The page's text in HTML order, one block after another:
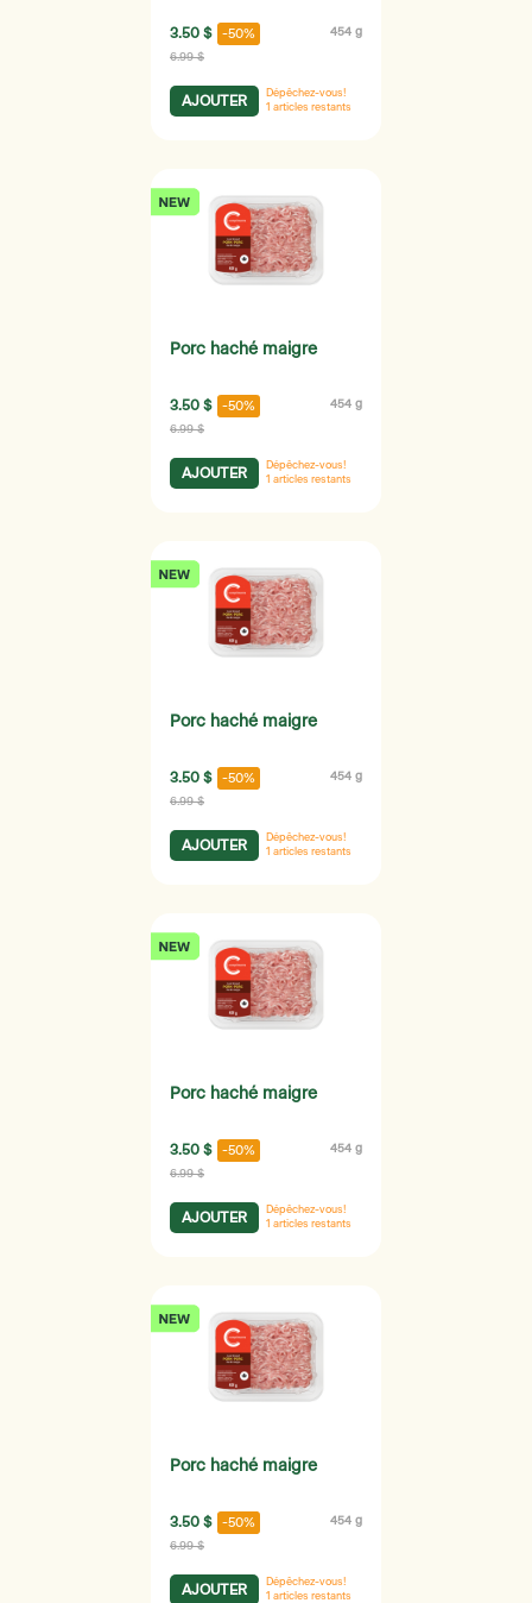
3.50 $ -50% 454 g
6.99 $
AJOUTER
Dépêchez-vous!
1 articles restants
Porc haché maigre
3.50 $ -50% 454 g
6.99 $
AJOUTER
Dépêchez-vous!
1 articles restants
Porc haché maigre
3.50 $ -50% 454 g
6.99 $
AJOUTER
Dépêchez-vous!
1 articles restants
Porc haché maigre
3.50 $ -50% 454 g
6.99 $
AJOUTER
Dépêchez-vous!
1 articles restants
Porc haché maigre
3.50 $ -50% 454 g
6.99 $
AJOUTER
Dépêchez-vous!
1 articles restants